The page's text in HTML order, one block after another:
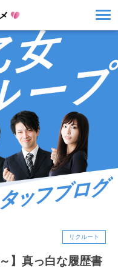
リクルート
】真っ白な履歴書